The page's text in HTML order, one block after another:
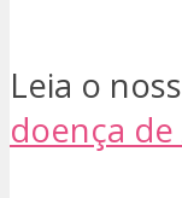
Leia o
doença